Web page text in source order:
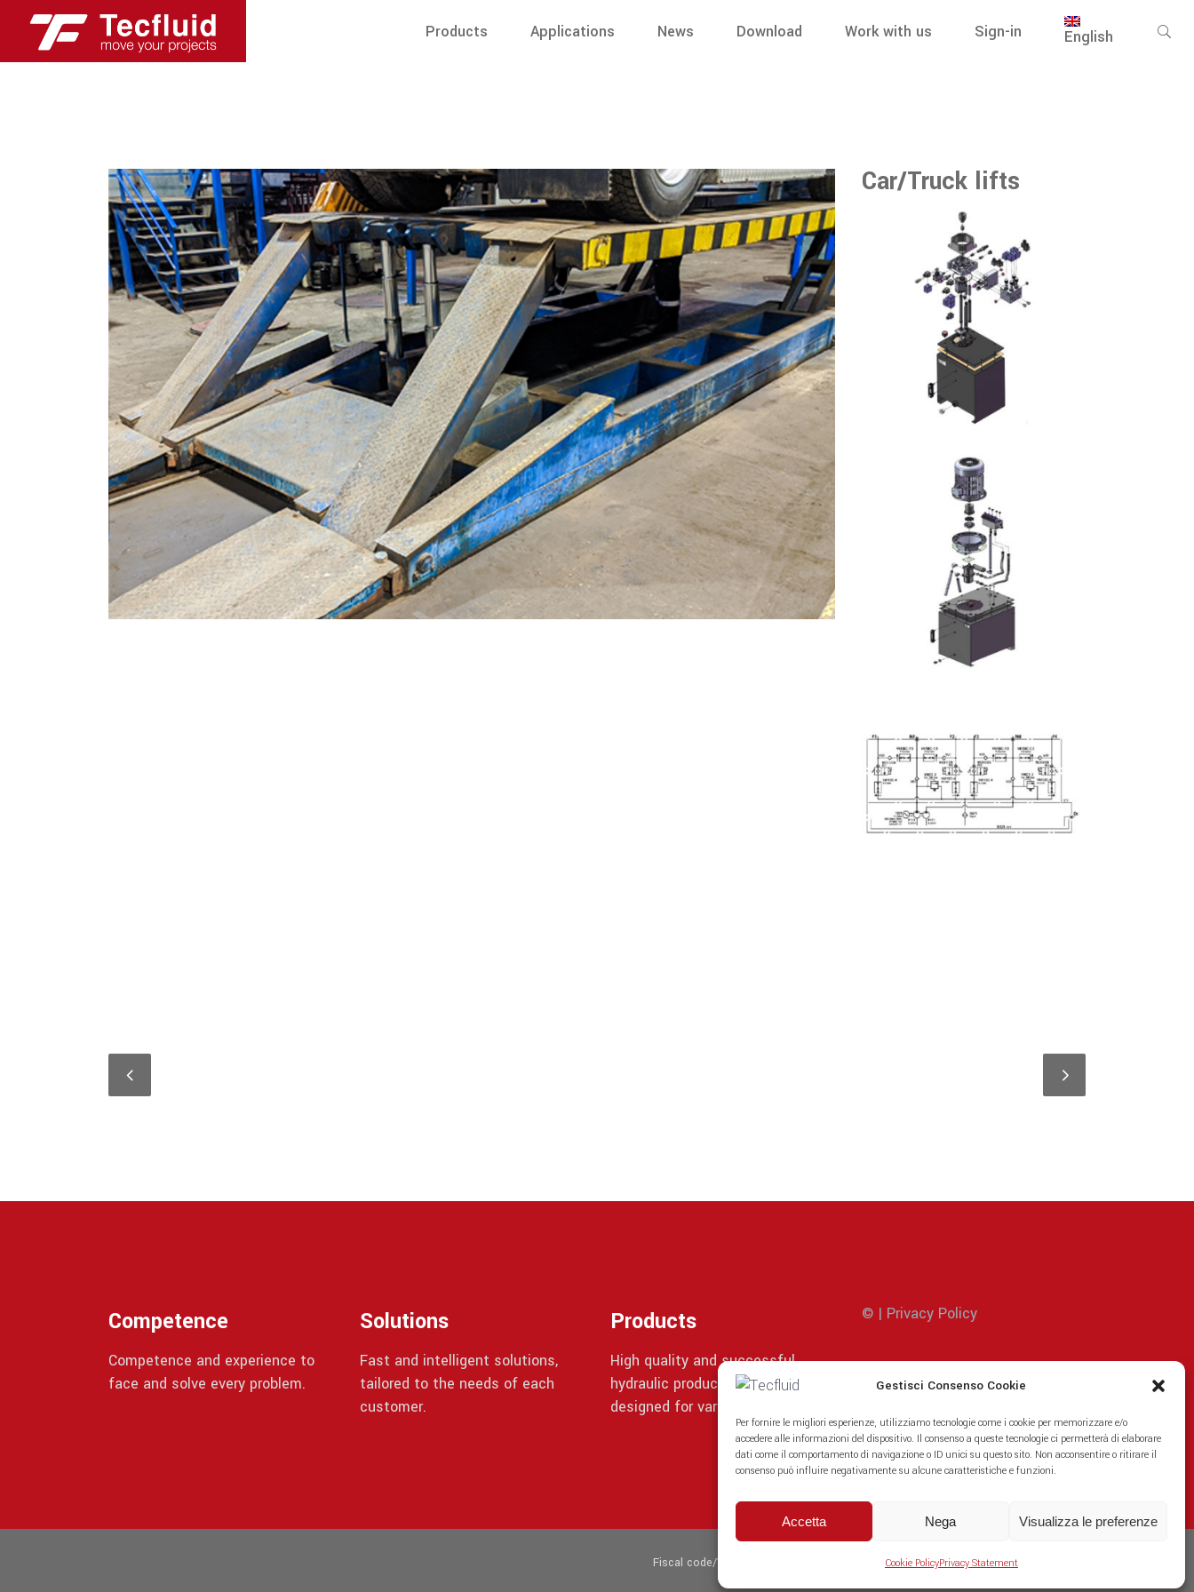
Gestisci Consenso Cookie
Per fornire le migliori esperienze, utilizziamo tecnologie come i cookie per memorizzare e/o
accedere alle informazioni del dispositivo. Il consenso a queste tecnologie ci permetterà di elaborare
dati come il comportamento di navigazione o ID unici su questo sito. Non acconsentire o ritirare il
consenso può influire negativamente su alcune caratteristiche e funzioni.
Accetta Nega Visualizza le preferenze
Cookie PolicyPrivacy Statement
Products Applications News Download Work with us Sign-in English
Car/Truck lifts
Competence
Competence and experience to
face and solve every problem.
Solutions
Fast and intelligent solutions,
tailored to the needs of each
customer.
Products
High quality and successful
hydraulic products, specifically
designed for various applications.
© | Privacy Policy
Fiscal code/VAT identification number: IT 02343530354